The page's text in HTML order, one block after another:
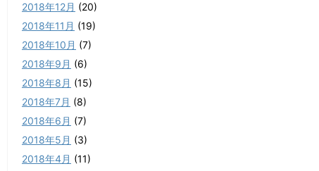
2018年12月 (20)
2018年11月 (19)
2018年10月 (7)
2018年9月 (6)
2018年8月 (15)
2018年7月 (8)
2018年6月 (7)
2018年5月 (3)
2018年4月 (11)